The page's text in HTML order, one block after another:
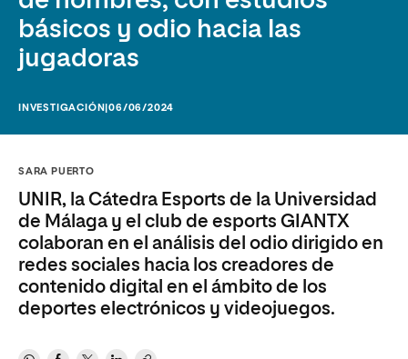
básicos y odio hacia las
jugadoras
INVESTIGACIÓN |06/06/2024
SARA PUERTO
UNIR, la Cátedra Esports de la Universidad
de Málaga y el club de esports GIANTX
colaboran en el análisis del odio dirigido en
redes sociales hacia los creadores de
contenido digital en el ámbito de los
deportes electrónicos y videojuegos.